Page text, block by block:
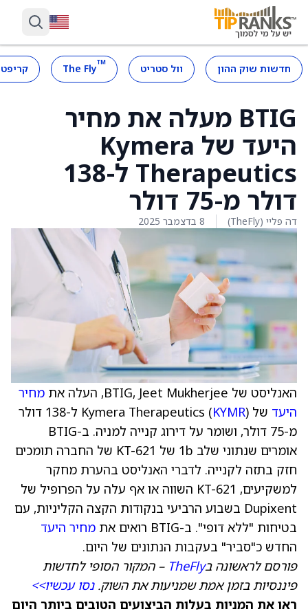
חדשות שוק ההון וול סטריט ™
The Fly
BTIG מעלה את מחיר
היעד של Kymera
Therapeutics ל-138
דולר מ-75 דולר
דה פליי (TheFly) 8 בדצמבר 2025
האנליסט של BTIG, Jeet Mukherjee, העלה את
מחיר
היעד של Kymera Therapeutics ( KYMR
) ל-138 דולר
מ-75 דולר, ושומר על דירוג קנייה למניה. ב-BTIG
אומרים שנתוני שלב 1b של KT-621 של החברה תומכים
חזק בתזה לקנייה. לדברי האנליסט בהערת מחקר
למשקיעים, KT-621 השווה או אף עלה על הפרופיל של
Dupixent בשבוע הרביעי בנקודות הקצה הקליניות, עם
בטיחות "ללא דופי". ב-BTIG רואים את
מחיר היעד
החדש כ"סביר" בעקבות הנתונים של היום.
פורסם לראשונה בTheFly – המקור הסופי לחדשות
פיננסיות בזמן אמת שמניעות את השוק.נסו עכשיו>>
ראו את המניות בעלות הביצועים הטובים ביותר היום